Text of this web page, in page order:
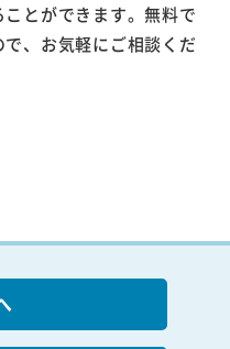
とができます。無料で
、お気軽にご相談くだ